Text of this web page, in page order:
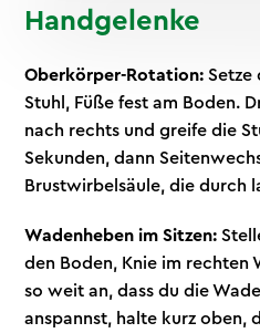
Handgelenke
Oberkörper-Rotation: Setze
Stuhl, Füße fest am Boden.
nach rechts und greife die
Sekunden, dann
Brustwirbelsäule, die durch
Wadenheben im Sitzen:
den Boden, Knie im rechten
so weit an, dass du die
anspannst, halte kurz oben,